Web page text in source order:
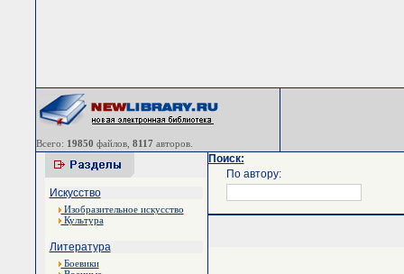
Всего: 19850 файлов, 8117 авторов.
Искусство
Изобразительное искусство
Культура
Литература
Боевики
Поиск:
По автору: